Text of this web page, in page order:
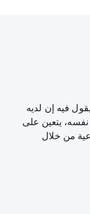
فيه إن لديه
يتعين على
من خلال